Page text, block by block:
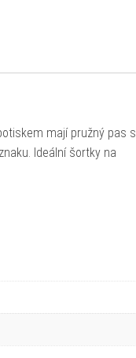
mají pružný pas s
Ideální šortky na